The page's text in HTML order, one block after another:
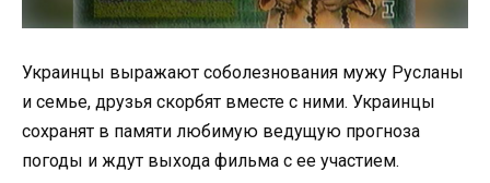
Украинцы выражают соболезнования мужу Русланы
и семье, друзья скорбят вместе с ними. Украинцы
сохранят в памяти любимую ведущую прогноза
погоды и ждут выхода фильма с ее участием.